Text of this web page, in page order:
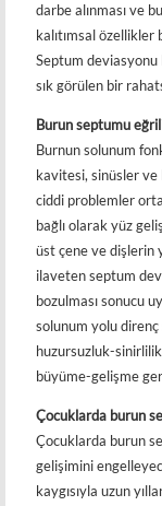
darbe alınması ve
kalıtımsal
Septum deviasyonu
sık görülen bir
Burun septumu
Burnun solunum
kavitesi, sinüsler ve
ciddi problemler
bağlı olarak yüz
üst çene ve dişlerin
ilaveten septum
bozulması sonucu
solunum yolu
huzursuzluk-
büyüme-gelişme
Çocuklarda burun
Çocuklarda burun
gelişimini
kaygısıyla uzun